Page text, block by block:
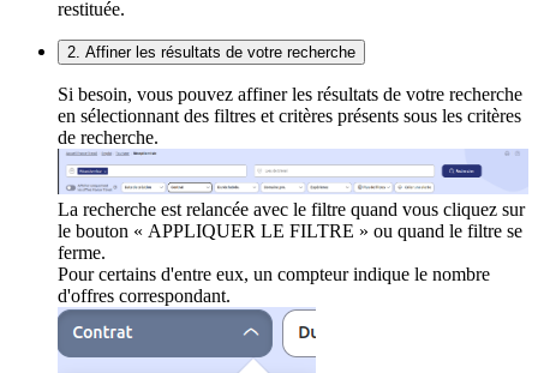
restituée.
2. Affiner les résultats de votre recherche
Si besoin, vous pouvez affiner les résultats de votre recherche
en sélectionnant des filtres et critères présents sous les critères
de recherche.
La recherche est relancée avec le filtre quand vous cliquez sur
le bouton « APPLIQUER LE FILTRE » ou quand le filtre se
ferme.
Pour certains d'entre eux, un compteur indique le nombre
d'offres correspondant.